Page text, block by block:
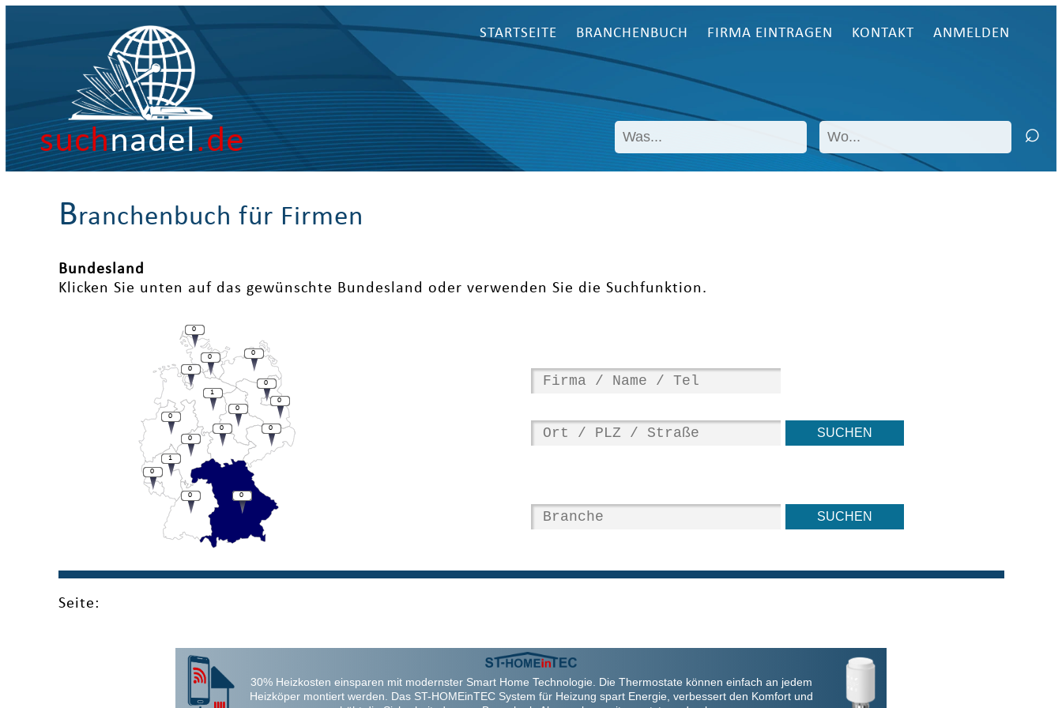
suchnadel.de
STARTSEITE BRANCHENBUCH FIRMA EINTRAGEN KONTAKT ANMELDEN
Branchenbuch für Firmen
Bundesland
Klicken Sie unten auf das gewünschte Bundesland oder verwenden Sie die Suchfunktion.
0
0
0
0
0
0
0
0
0
1
0
0
1
0
0
0
Seite:
30% Heizkosten einsparen mit modernster Smart Home Technologie. Die Thermostate können einfach an jedem
Heizköper montiert werden. Das ST-HOMEinTEC System für Heizung spart Energie, verbessert den Komfort und